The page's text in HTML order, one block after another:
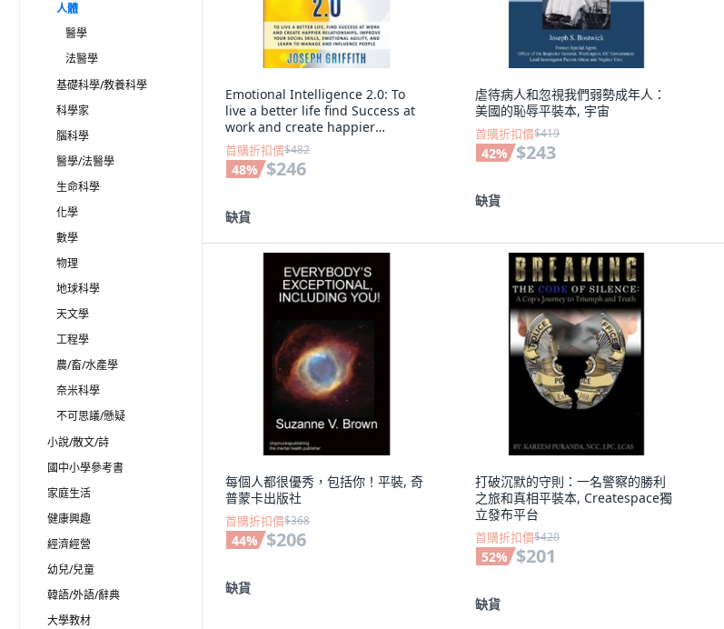
人體
醫學
法醫學
基礎科學/教養科學
科學家
腦科學
醫學/法醫學
生命科學
化學
數學
物理
地球科學
天文學
工程學
農/畜/水產學
奈米科學
不可思議/懸疑
小說/散文/詩
國中小學參考書
家庭生活
健康興趣
經濟經營
幼兒/兒童
韓語/外語/辭典
大學教材
Emotional Intelligence 2.0: To
live a better life find Success at
work and create happier
Relations... 平裝版,
Independently Published, 英語
首購折扣價$482
48% $246
缺貨
虐待病人和忽視我們弱勢成年人：
美國的恥辱平裝本, 宇宙
首購折扣價$419
42% $243
缺貨
每個人都很優秀，包括你！平裝, 奇
普蒙卡出版社
首購折扣價$368
44% $206
缺貨
打破沉默的守則：一名警察的勝利
之旅和真相平裝本, Createspace獨
立發布平台
首購折扣價$420
52% $201
缺貨